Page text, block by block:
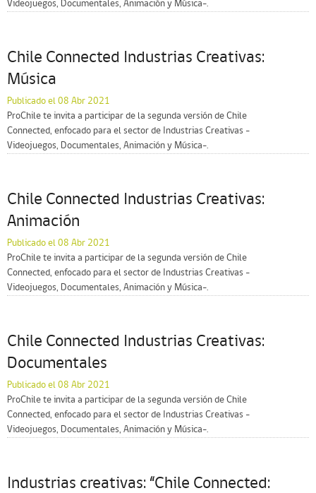
Videojuegos, Documentales, Animación y Música-.
Chile Connected Industrias Creativas:
Música
Publicado el 08 Abr 2021
ProChile te invita a participar de la segunda versión de Chile
Connected, enfocado para el sector de Industrias Creativas -
Videojuegos, Documentales, Animación y Música-.
Chile Connected Industrias Creativas:
Animación
Publicado el 08 Abr 2021
ProChile te invita a participar de la segunda versión de Chile
Connected, enfocado para el sector de Industrias Creativas -
Videojuegos, Documentales, Animación y Música-.
Chile Connected Industrias Creativas:
Documentales
Publicado el 08 Abr 2021
ProChile te invita a participar de la segunda versión de Chile
Connected, enfocado para el sector de Industrias Creativas -
Videojuegos, Documentales, Animación y Música-.
Industrias creativas: “Chile Connected: